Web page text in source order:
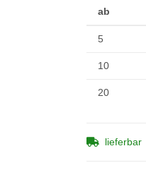
ab
5
10
20
lieferbar